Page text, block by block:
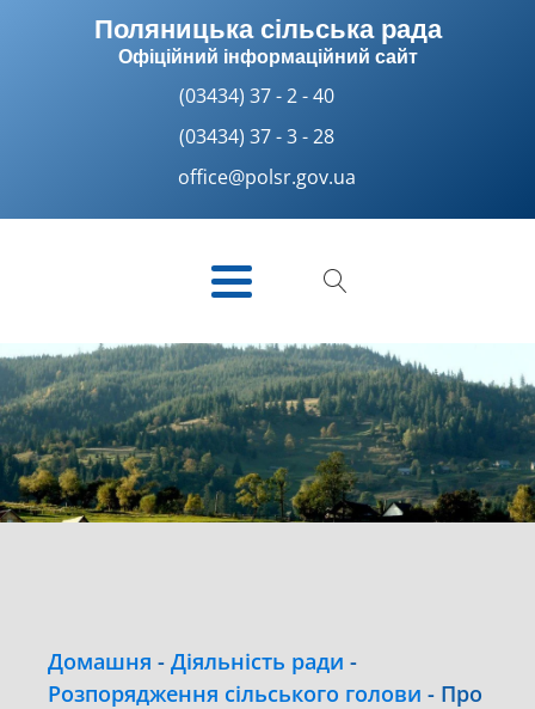
Поляницька сільська рада
Офіційний інформаційний сайт
(03434) 37 - 2 - 40
(03434) 37 - 3 - 28
office@polsr.gov.ua
Домашня - Діяльність ради -
Розпорядження сільського голови - Про